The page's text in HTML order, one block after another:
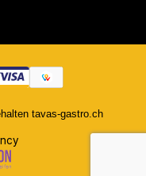
tavas-gastro.ch